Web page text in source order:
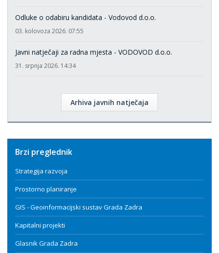
Odluke o odabiru kandidata - Vodovod d.o.o.
03. kolovoza 2026. 07:55
Javni natječaji za radna mjesta - VODOVOD d.o.o.
31. srpnja 2026. 14:34
Arhiva javnih natječaja
Brzi preglednik
Strategija razvoja
Prostorno planiranje
GIS - Geoinformacijski sustav Grada Zadra
Kapitalni projekti
Glasnik Grada Zadra